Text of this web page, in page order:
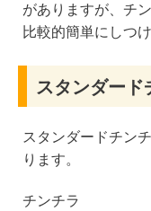
がありますが、チ
比較的簡単にしつ
スタンダード
スタンダードチン
ります。
チンチラ